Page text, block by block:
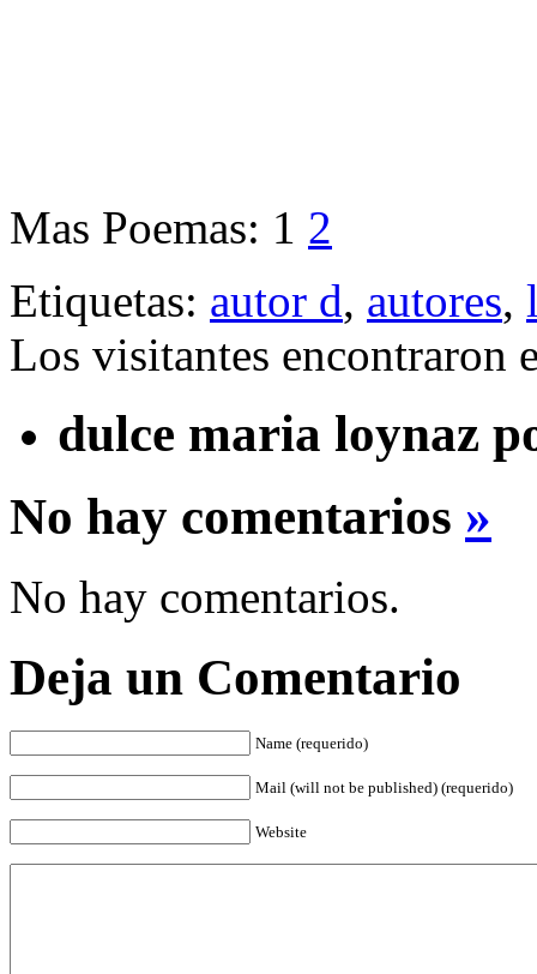
Mas Poemas: 1 2
Etiquetas: autor d, autores,
Los visitantes encontraron
dulce maria loynaz
No hay comentarios »
No hay comentarios.
Deja un Comentario
Name (requerido)
Mail (will not be published) (requerido)
Website